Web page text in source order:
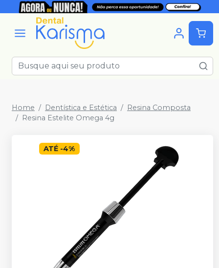
Home Dentística e Estética
Resina Composta
Resina Estelite Omega 4g
ATÉ -4%